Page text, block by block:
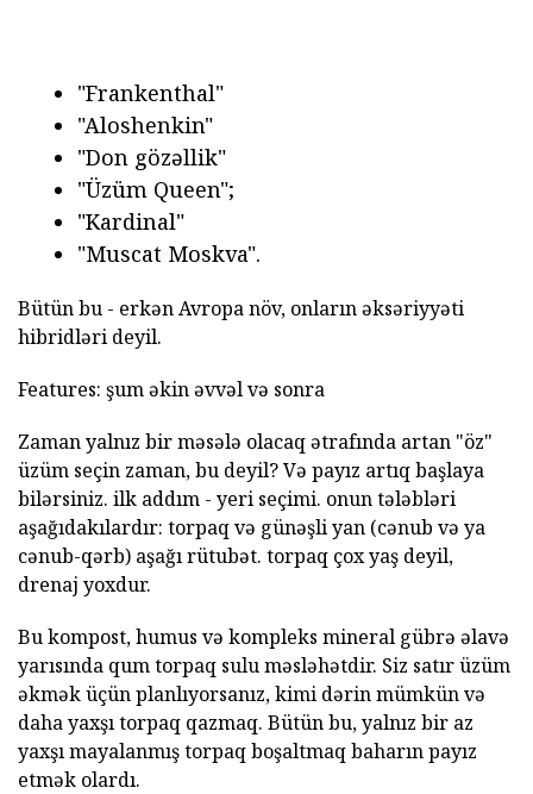
"Frankenthal"
"Aloshenkin"
"Don gözəllik"
"Üzüm Queen";
"Kardinal"
"Muscat Moskva".
Bütün bu - erkən Avropa növ, onların əksəriyyəti
hibridləri deyil.
Features: şum əkin əvvəl və sonra
Zaman yalnız bir məsələ olacaq ətrafında artan "öz"
üzüm seçin zaman, bu deyil? Və payız artıq başlaya
bilərsiniz. ilk addım - yeri seçimi. onun tələbləri
aşağıdakılardır: torpaq və günəşli yan (cənub və ya
cənub-qərb) aşağı rütubət. torpaq çox yaş deyil,
drenaj yoxdur.
Bu kompost, humus və kompleks mineral gübrə əlavə
yarısında qum torpaq sulu məsləhətdir. Siz satır üzüm
əkmək üçün planlıyorsanız, kimi dərin mümkün və
daha yaxşı torpaq qazmaq. Bütün bu, yalnız bir az
yaxşı mayalanmış torpaq boşaltmaq baharın payız
etmək olardı.